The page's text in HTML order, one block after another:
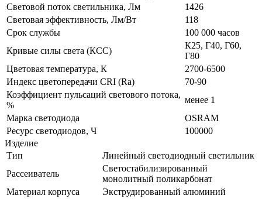
Световой поток светильника, Лм
1426
Световая эффективность, Лм/Вт
118
Срок службы
100 000 часов
Кривые силы света (КСС)
К25, Г40, Г60,
Г80
Цветовая температура, К
2700-6500
Индекс цветопередачи CRI (Ra)
70-90
Коэффициент пульсаций светового потока,
%
менее 1
Марка светодиода
OSRAM
Ресурс светодиодов, Ч
100000
Изделие
Тип
Линейный светодиодный светильник
Рассеиватель
Светостабилизированный
монолитный поликарбонат
Материал корпуса
Экструдированный алюминий